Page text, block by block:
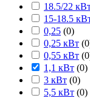
18.5/22
15-18.5
0,25 (0)
0,25 кВт (0
0,55 кВт (0
1,1 кВт (0)
3 кВт (0)
5,5 кВт (0)